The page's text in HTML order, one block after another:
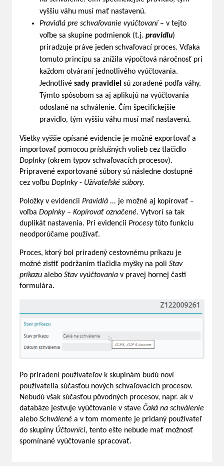
vyššiu váhu musí mať nastavenú.
Pravidlá pre schvaľovanie vyúčtovaní – v tejto
voľbe sa skupine podmienok (t.j. pravidlu)
priradzuje práve jeden schvaľovací proces. Vďaka
tomuto princípu sa znížila výpočtová náročnosť pri
každom otváraní jednotlivého vyúčtovania.
Jednotlivé sady pravidiel sú zoradené podľa váhy.
Týmto spôsobom sa aj aplikujú na vyúčtovania
odoslané na schválenie. Čím špecifickejšie
pravidlo, tým vyššiu váhu musí mať nastavenú.
Všetky vyššie opísané evidencie je možné exportovať a
importovať pomocou príslušných volieb cez tlačidlo
Doplnky (okrem typov schvaľovacích procesov).
Pripravené exportované súbory sú následne dostupné
cez voľbu Doplnky- Užívateľské súbory.
Položky v evidencii Pravidlá ... je možné aj kopírovať –
voľba Doplnky – Kopírovať označené. Vytvorí sa tak
duplikát nastavenia. Pri evidencii Procesytúto funkciu
neodporúčame používať.
Proces, ktorý bol priradený cestovnému príkazu je
možné zistiť podržaním tlačidla myšky na poli Stav
príkazu alebo Stav vyúčtovania v pravej hornej časti
formulára.
Po priradení používateľov k skupinám budú noví
používatelia súčasťou nových schvaľovacích procesov.
Nebudú však súčasťou pôvodných procesov, napr. ak v
databáze jestvuje vyúčtovanie v stave Čaká na schválenie
alebo Schválené a v tom momente je pridaný používateľ
do skupiny Účtovníci, tento ešte nebude mať možnosť
spomínané vyúčtovanie spracovať.